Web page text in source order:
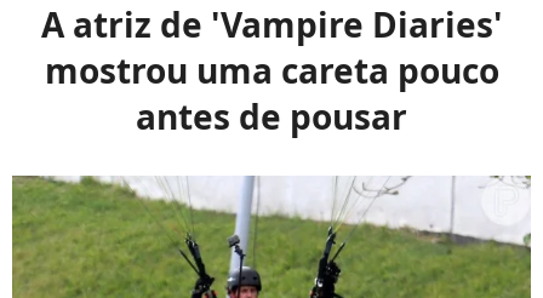
A atriz de 'Vampire Diaries'
mostrou uma careta pouco
antes de pousar